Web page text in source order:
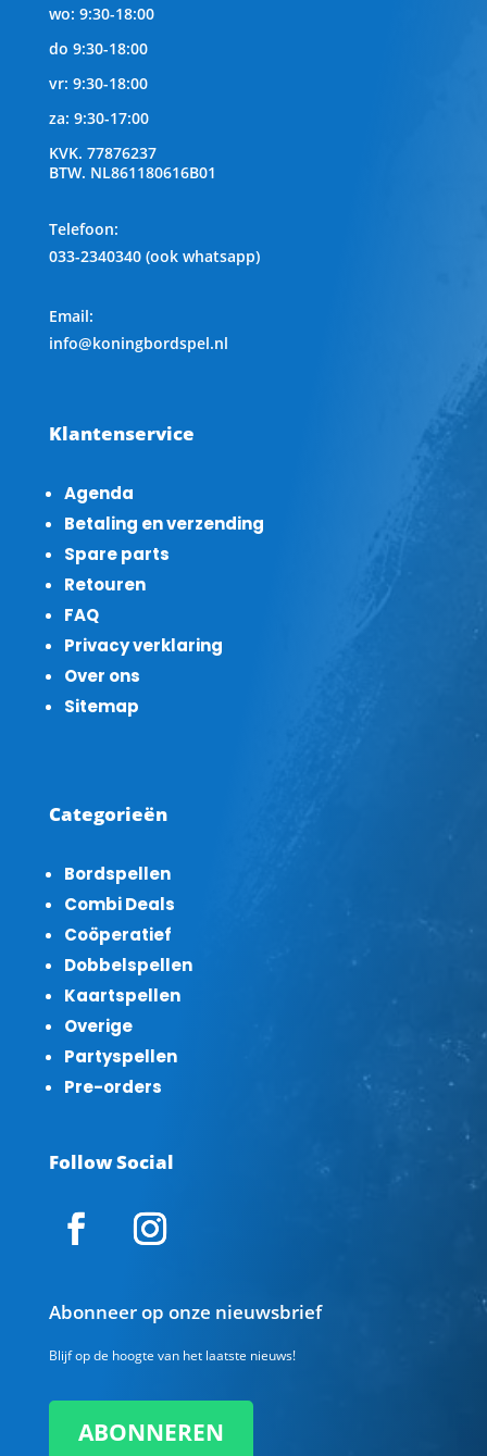
wo: 9:30-18:00
do 9:30-18:00
vr: 9:30-18:00
za: 9:30-17:00
KVK. 77876237
BTW. NL861180616B01
Telefoon:
033-2340340 (ook whatsapp)
Email:
info@koningbordspel.nl
Klantenservice
Agenda
Betaling en verzending
Spare parts
Retouren
FAQ
Privacy verklaring
Over ons
Sitemap
Categorieën
Bordspellen
Combi Deals
Coöperatief
Dobbelspellen
Kaartspellen
Overige
Partyspellen
Pre-orders
Follow Social
Abonneer op onze nieuwsbrief
Blijf op de hoogte van het laatste nieuws!
ABONNEREN